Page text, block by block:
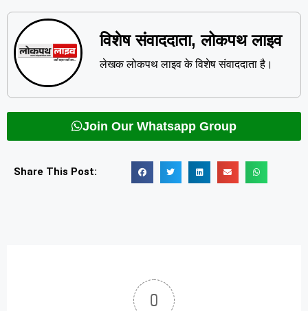
विशेष संवाददाता, लोकपथ लाइव
लेखक लोकपथ लाइव के विशेष संवाददाता है।
Join Our Whatsapp Group
Share This Post:
0